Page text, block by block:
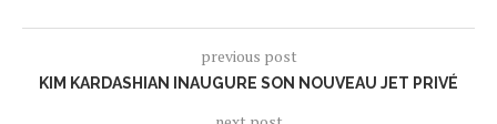
previous post
KIM KARDASHIAN INAUGURE SON NOUVEAU JET PRIVÉ